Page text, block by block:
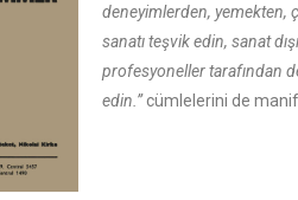
deneyimlerden, yemekten,
sanatı teşvik edin, sanat
profesyoneller tarafından
edin.”cümlelerini de